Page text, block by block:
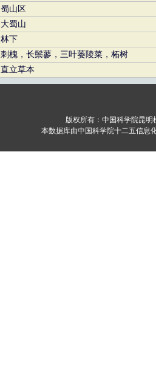
蜀山区
大蜀山
林下
刺槐，长鬃蓼，三叶萎陵菜，柘树
直立草本
版权所有：中国科学院昆
本数据库由中国科学院十二五信息